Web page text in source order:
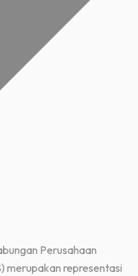
Perusahaan
merupakan representasi